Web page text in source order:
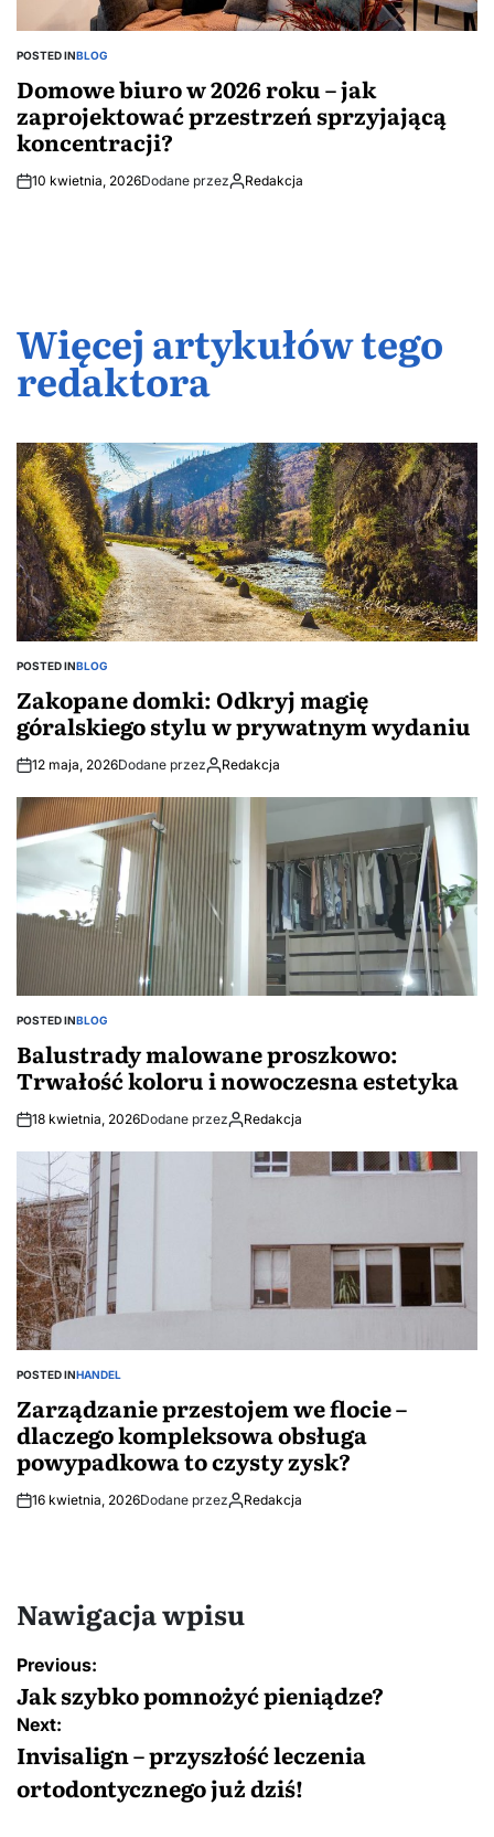
POSTED INBLOG
Domowe biuro w 2026 roku – jak
zaprojektować przestrzeń sprzyjającą
koncentracji?
10 kwietnia, 2026Dodane przez Redakcja
Więcej artykułów tego
redaktora
POSTED INBLOG
Zakopane domki: Odkryj magię
góralskiego stylu w prywatnym wydaniu
12 maja, 2026Dodane przez Redakcja
POSTED INBLOG
Balustrady malowane proszkowo:
Trwałość koloru i nowoczesna estetyka
18 kwietnia, 2026Dodane przez Redakcja
POSTED INHANDEL
Zarządzanie przestojem we flocie –
dlaczego kompleksowa obsługa
powypadkowa to czysty zysk?
16 kwietnia, 2026Dodane przez Redakcja
Nawigacja wpisu
Previous:
Jak szybko pomnożyć pieniądze?
Next:
Invisalign – przyszłość leczenia
ortodontycznego już dziś!